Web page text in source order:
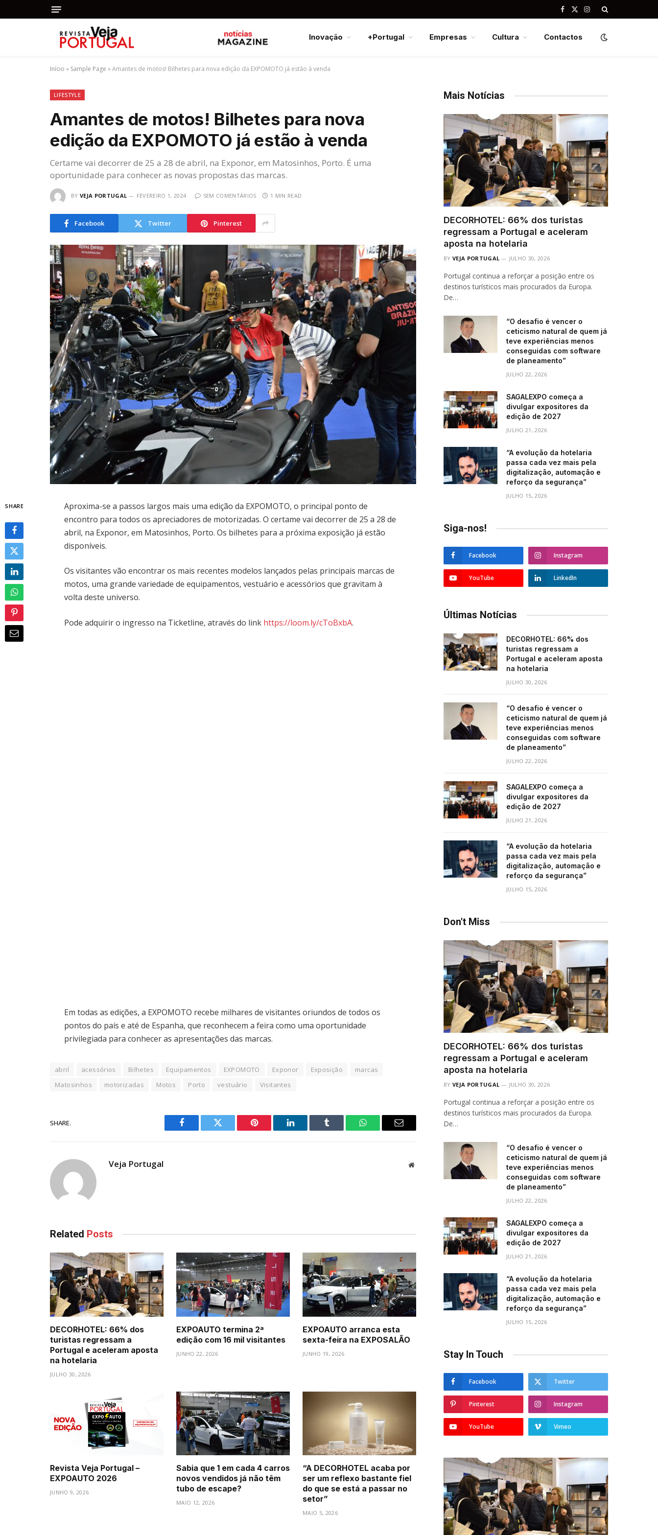
Facebook
X
Instagram
Inovação +Portugal Empresas Cultura Contactos
Início » Sample Page »Amantes de motos! Bilhetes para nova edição da EXPOMOTO já estão à venda
LIFESTYLE
Amantes de motos! Bilhetes para nova
edição da EXPOMOTO já estão à venda
Certame vai decorrer de 25 a 28 de abril, na Exponor, em Matosinhos, Porto. É uma
oportunidade para conhecer as novas propostas das marcas.
BY VEJA PORTUGAL FEVEREIRO 1, 2024 SEM COMENTÁRIOS 1 MIN READ
Facebook Twitter Pinterest
SHARE
Aproxima-se a passos largos mais uma edição da EXPOMOTO, o principal ponto de
encontro para todos os apreciadores de motorizadas. O certame vai decorrer de 25 a 28 de
abril, na Exponor, em Matosinhos, Porto. Os bilhetes para a próxima exposição já estão
disponíveis.
Os visitantes vão encontrar os mais recentes modelos lançados pelas principais marcas de
motos, uma grande variedade de equipamentos, vestuário e acessórios que gravitam à
volta deste universo.
Pode adquirir o ingresso na Ticketline, através do link https://loom.ly/cToBxbA.
Em todas as edições, a EXPOMOTO recebe milhares de visitantes oriundos de todos os
pontos do país e até de Espanha, que reconhecem a feira como uma oportunidade
privilegiada para conhecer as apresentações das marcas.
abril acessórios Bilhetes Equipamentos EXPOMOTO Exponor Exposição
marcas
Matosinhos
motorizadas Motos Porto vestuário Visitantes
SHARE.
Facebook Twitter Pinterest LinkedIn Tumblr WhatsAppEmail
Veja Portugal Website
Related Posts
DECORHOTEL: 66% dos
turistas regressam a
Portugal e aceleram aposta
na hotelaria
JULHO 30, 2026
EXPOAUTO termina 2ª
edição com 16 mil visitantes
JUNHO 22, 2026
EXPOAUTO arranca esta
sexta-feira na EXPOSALÃO
JUNHO 19, 2026
Revista Veja Portugal –
EXPOAUTO 2026
JUNHO 9, 2026
Sabia que 1 em cada 4 carros
novos vendidos já não têm
tubo de escape?
MAIO 12, 2026
“A DECORHOTEL acaba por
ser um reflexo bastante fiel
do que se está a passar no
setor”
MAIO 5, 2026
Mais Notícias
DECORHOTEL: 66% dos turistas
regressam a Portugal e aceleram
aposta na hotelaria
BY VEJA PORTUGAL JULHO 30, 2026
Portugal continua a reforçar a posição entre os
destinos turísticos mais procurados da Europa.
De…
“O desafio é vencer o
ceticismo natural de quem já
teve experiências menos
conseguidas com software
de planeamento”
JULHO 22, 2026
SAGALEXPO começa a
divulgar expositores da
edição de 2027
JULHO 21, 2026
“A evolução da hotelaria
passa cada vez mais pela
digitalização, automação e
reforço da segurança”
JULHO 15, 2026
Siga-nos!
Facebook Instagram
YouTube LinkedIn
Últimas Notícias
DECORHOTEL: 66% dos
turistas regressam a
Portugal e aceleram aposta
na hotelaria
JULHO 30, 2026
“O desafio é vencer o
ceticismo natural de quem já
teve experiências menos
conseguidas com software
de planeamento”
JULHO 22, 2026
SAGALEXPO começa a
divulgar expositores da
edição de 2027
JULHO 21, 2026
“A evolução da hotelaria
passa cada vez mais pela
digitalização, automação e
reforço da segurança”
JULHO 15, 2026
Don't Miss
DECORHOTEL: 66% dos turistas
regressam a Portugal e aceleram
aposta na hotelaria
BY VEJA PORTUGAL JULHO 30, 2026
Portugal continua a reforçar a posição entre os
destinos turísticos mais procurados da Europa.
De…
“O desafio é vencer o
ceticismo natural de quem já
teve experiências menos
conseguidas com software
de planeamento”
JULHO 22, 2026
SAGALEXPO começa a
divulgar expositores da
edição de 2027
JULHO 21, 2026
“A evolução da hotelaria
passa cada vez mais pela
digitalização, automação e
reforço da segurança”
JULHO 15, 2026
Stay In Touch
Facebook Twitter
Pinterest Instagram
YouTube Vimeo